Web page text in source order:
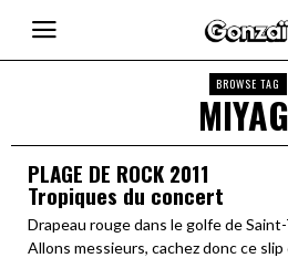
BROWSE TAG
PLAGE DE ROCK 2011
Tropiques du concert
Drapeau rouge dans le golfe de
Allons messieurs, cachez donc ce slip